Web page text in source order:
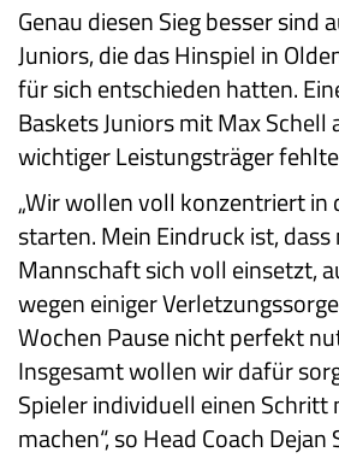
Genau diesen Sieg besser sind
Juniors, die das Hinspiel in
für sich entschieden hatten.
Baskets Juniors mit Max Schell
wichtiger Leistungsträger
„Wir wollen voll konzentriert in
starten. Mein Eindruck ist, dass
Mannschaft sich voll einsetzt,
wegen einiger
Wochen Pause nicht perfekt
Insgesamt wollen wir dafür
Spieler individuell einen Schritt
machen“, so Head Coach